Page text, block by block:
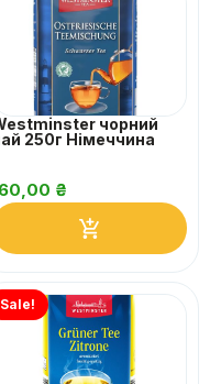
чорний
250г Німеччина
₴
Sale!